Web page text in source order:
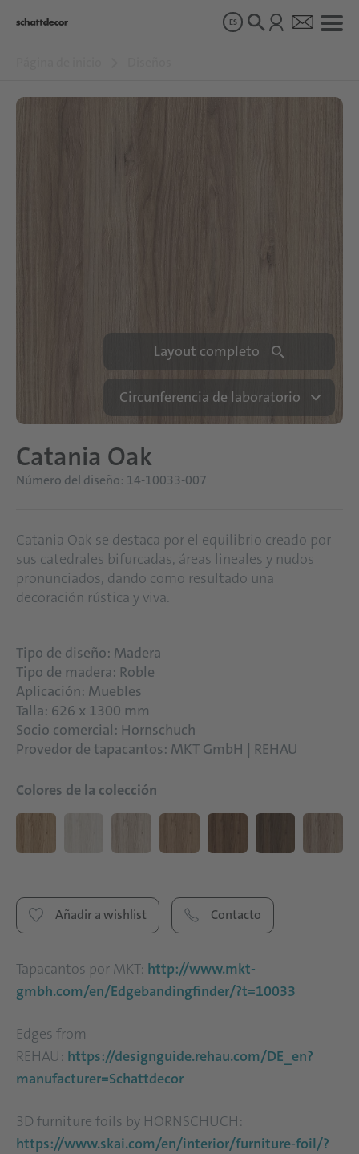
ES
Layout completo
Circunferencia de laboratorio
Catania Oak
Número del diseño: 14-10033-007
Catania Oak se destaca por el equilibrio creado por
sus catedrales bifurcadas, áreas lineales y nudos
pronunciados, dando como resultado una
decoración rústica y viva.
Tipo de diseño: Madera
Tipo de madera: Roble
Aplicación: Muebles
Talla: 626 x 1300 mm
Socio comercial: Hornschuch
Provedor de tapacantos: MKT GmbH | REHAU
Colores de la colección
Añadir a wishlist Contacto
Tapacantos por MKT: http://www.mkt-
gmbh.com/en/Edgebandingfinder/?t=10033
Edges from
REHAU: https://designguide.rehau.com/DE_en?
manufacturer=Schattdecor
3D furniture foils by HORNSCHUCH:
https://www.skai.com/en/interior/furniture-foil/?